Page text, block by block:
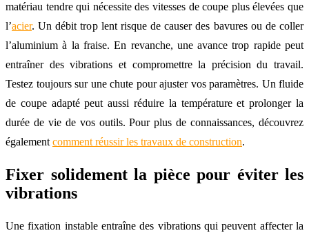
matériau tendre qui nécessite des vitesses de coupe plus élevées que
l’acier. Un débit trop lent risque de causer des bavures ou de coller
l’aluminium à la fraise. En revanche, une avance trop rapide peut
entraîner des vibrations et compromettre la précision du travail.
Testez toujours sur une chute pour ajuster vos paramètres. Un fluide
de coupe adapté peut aussi réduire la température et prolonger la
durée de vie de vos outils. Pour plus de connaissances, découvrez
égalementcomment réussir les travaux de construction.
Fixer solidement la pièce pour éviter les
vibrations
Une fixation instable entraîne des vibrations qui peuvent affecter la